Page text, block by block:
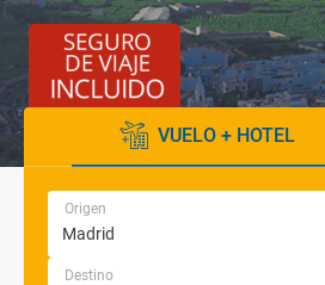
VUELO + HOTEL
Origen
Destino